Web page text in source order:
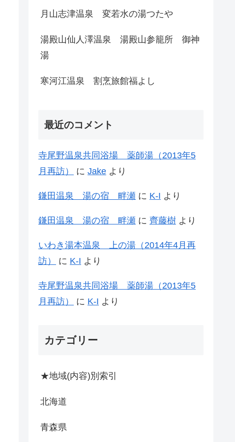
月山志津温泉 変若水の湯つたや
湯殿山仙人澤温泉 湯殿山参籠所 御神
湯
寒河江温泉 割烹旅館福よし
最近のコメント
寺尾野温泉共同浴場 薬師湯（2013年5
月再訪）
に Jake より
鎌田温泉 湯の宿 畔瀬 に K-I より
鎌田温泉 湯の宿 畔瀬 に 齊藤樹 より
いわき湯本温泉 上の湯（2014年4月再
訪）
に K-I より
寺尾野温泉共同浴場 薬師湯（2013年5
月再訪）
に K-I より
カテゴリー
★地域(内容)別索引
北海道
青森県